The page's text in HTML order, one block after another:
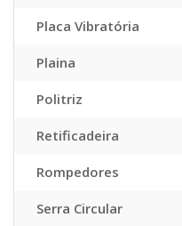
Placa Vibratória
Plaina
Politriz
Retificadeira
Rompedores
Serra Circular